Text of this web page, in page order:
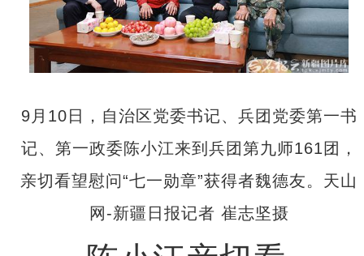
9月10日，自治区党委书记、兵团党委第一书
记、第一政委陈小江来到兵团第九师161团，
亲切看望慰问“七一勋章”获得者魏德友。天山
网-新疆日报记者 崔志坚摄